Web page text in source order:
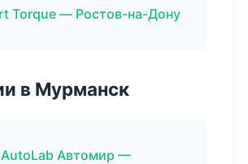
Torque — Ростов-на-Дону
в Мурманск
AutoLab Автомир —